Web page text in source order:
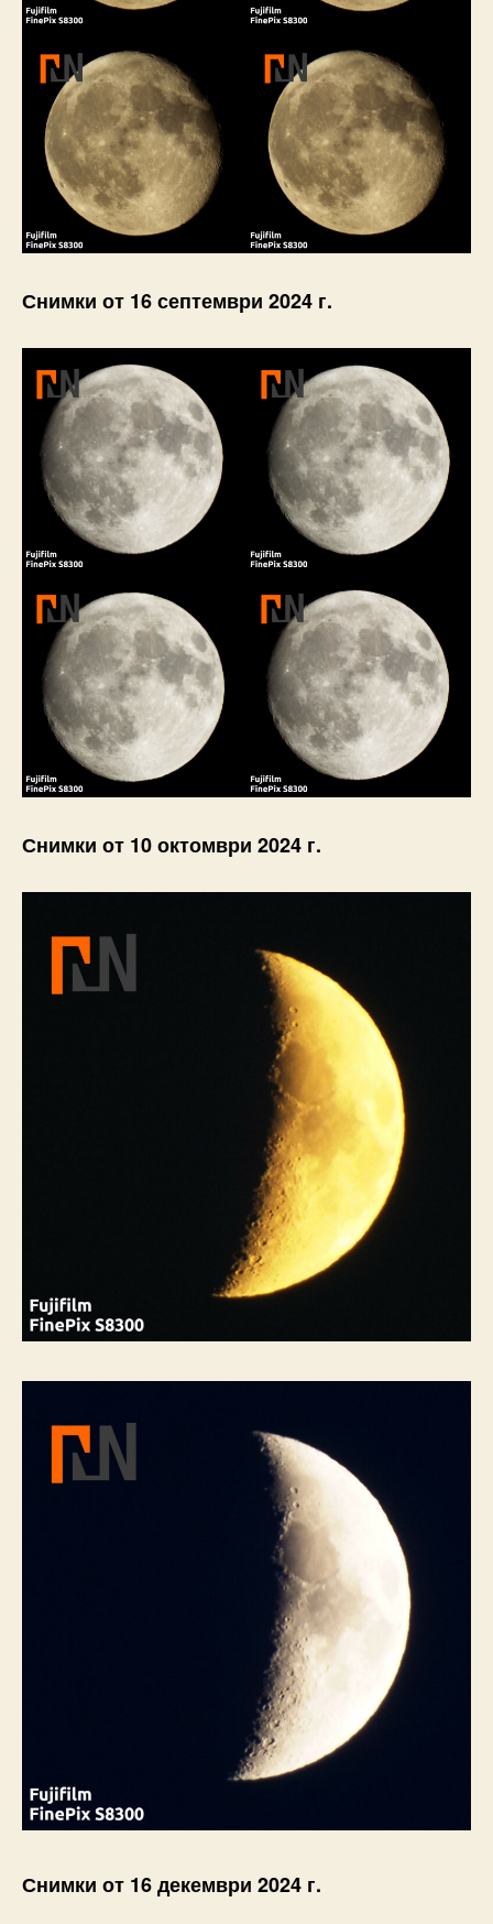
Снимки от 16 септември 2024 г.
Снимки от 10 октомври 2024 г.
Снимки от 16 декември 2024 г.